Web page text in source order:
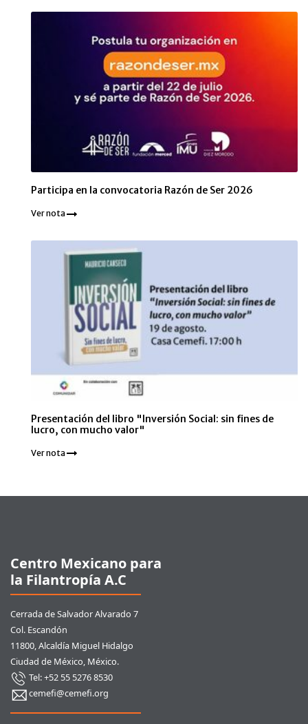
Participa en la convocatoria Razón de Ser 2026
Ver nota
Presentación del libro "Inversión Social: sin fines de
lucro, con mucho valor"
Ver nota
Centro Mexicano para
la Filantropía A.C
Cerrada de Salvador Alvarado 7
Col. Escandón
11800, Alcaldía Miguel Hidalgo
Ciudad de México, México.
Tel: +52 55 5276 8530
cemefi@cemefi.org